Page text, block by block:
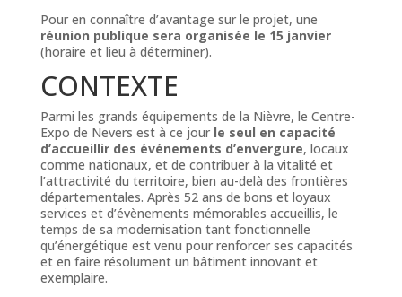
Pour en connaître d’avantage sur le projet, une
réunion publique sera organisée le 15 janvier
(horaire et lieu à déterminer).
CONTEXTE
Parmi les grands équipements de la Nièvre, le Centre-
Expo de Nevers est à ce jour le seul en capacité
d’accueillir des événements d’envergure, locaux
comme nationaux, et de contribuer à la vitalité et
l’attractivité du territoire, bien au-delà des frontières
départementales. Après 52 ans de bons et loyaux
services et d’évènements mémorables accueillis, le
temps de sa modernisation tant fonctionnelle
qu’énergétique est venu pour renforcer ses capacités
et en faire résolument un bâtiment innovant et
exemplaire.